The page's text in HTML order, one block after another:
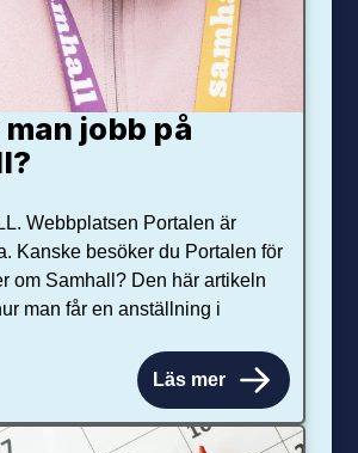
jobb på
Webbplatsen Portalen är
Kanske besöker du Portalen för
om Samhall? Den här artikeln
man får en anställning i
Läs mer